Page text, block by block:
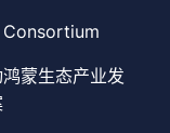
蒙生态产业发